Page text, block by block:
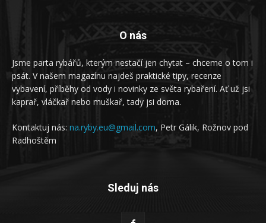
O nás
Jsme parta rybářů, kterým nestačí jen chytat – chceme o tom i
psát. V našem magazínu najdeš praktické tipy, recenze
vybavení, příběhy od vody i novinky ze světa rybaření. Ať už jsi
kaprař, vláčkař nebo muškař, tady jsi doma.
Kontaktuj nás: na.ryby.eu@gmail.com, Petr Gálik, Rožnov pod
Radhoštěm
Sleduj nás